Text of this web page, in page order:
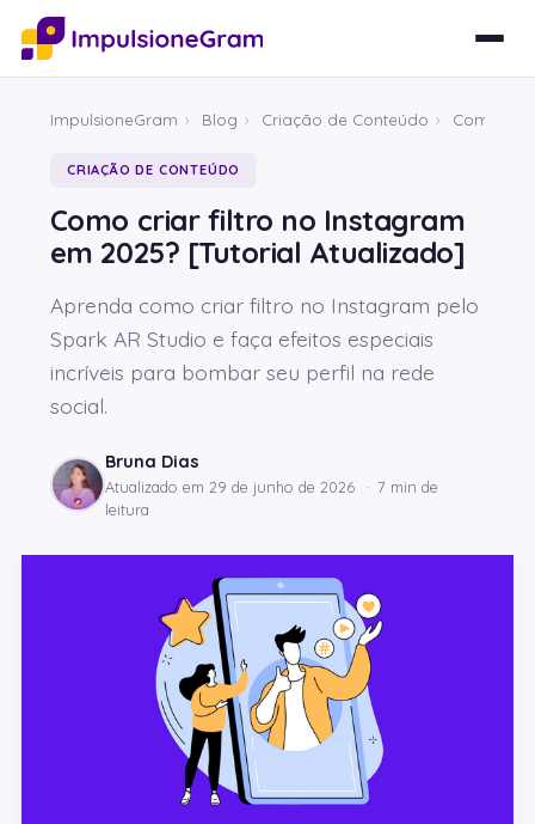
ImpulsioneGram › Blog › Criação de Conteúdo › Como
CRIAÇÃO DE CONTEÚDO
Como criar filtro no Instagram
em 2025? [Tutorial Atualizado]
Aprenda como criar filtro no Instagram pelo
Spark AR Studio e faça efeitos especiais
incríveis para bombar seu perfil na rede
social.
Bruna Dias
Atualizado em 29 de junho de 2026 · 7 min de
leitura